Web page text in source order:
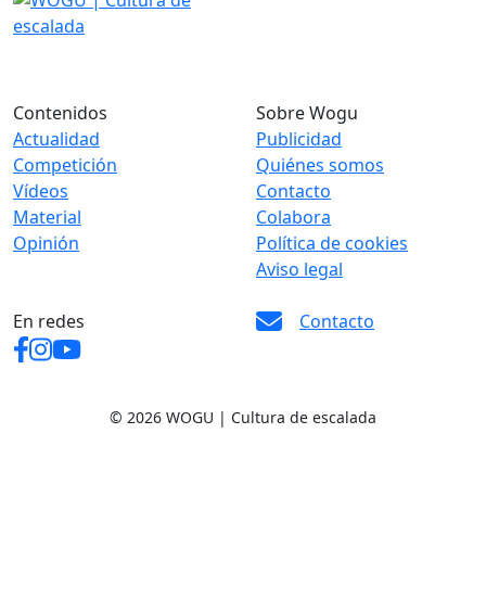
Contenidos
Actualidad
Competición
Vídeos
Material
Opinión
Sobre Wogu
Publicidad
Quiénes somos
Contacto
Colabora
Política de cookies
Aviso legal
En redes Contacto
© 2026 WOGU | Cultura de escalada